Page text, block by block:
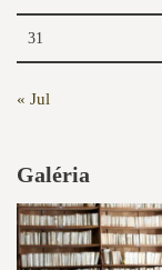
31
« Jul
Galéria